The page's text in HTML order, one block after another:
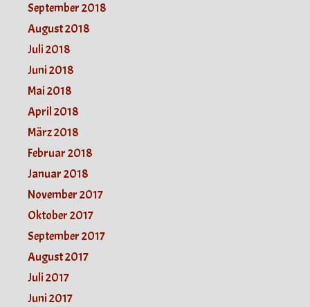
September 2018
August 2018
Juli 2018
Juni 2018
Mai 2018
April 2018
März 2018
Februar 2018
Januar 2018
November 2017
Oktober 2017
September 2017
August 2017
Juli 2017
Juni 2017